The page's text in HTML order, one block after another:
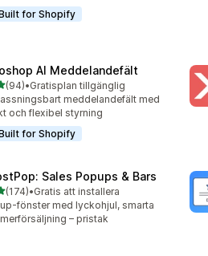
for Shopify
AI Meddelandefält
5 stjärnor
(94) totalt
•Gratisplan tillgänglig
meddelandefält med
och flexibel styrning
for Shopify
Sales Popups & Bars
5 stjärnor
(174) totalt
•Gratis att installera
fönster med lyckohjul, smarta
– pristak